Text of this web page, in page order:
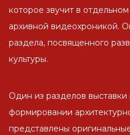
которое звучит в
архивной видеохроникой.
раздела, посвященного
культуры.
Один из разделов выставки
формировании
представлены